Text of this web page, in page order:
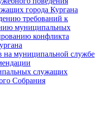
города Кургана
требований к
муниципальных
конфликта
на муниципальной службе
служащих
Cобрания